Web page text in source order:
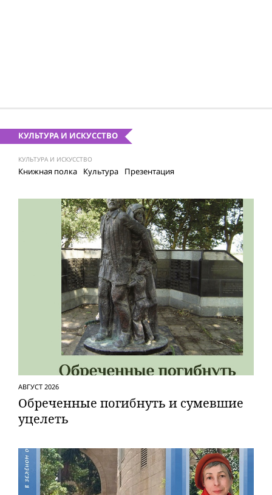
КУЛЬТУРА И ИСКУССТВО
КУЛЬТУРА И ИСКУССТВО
Книжная полка Культура Презентация
АВГУСТ 2026
Обреченные погибнуть и сумевшие
уцелеть